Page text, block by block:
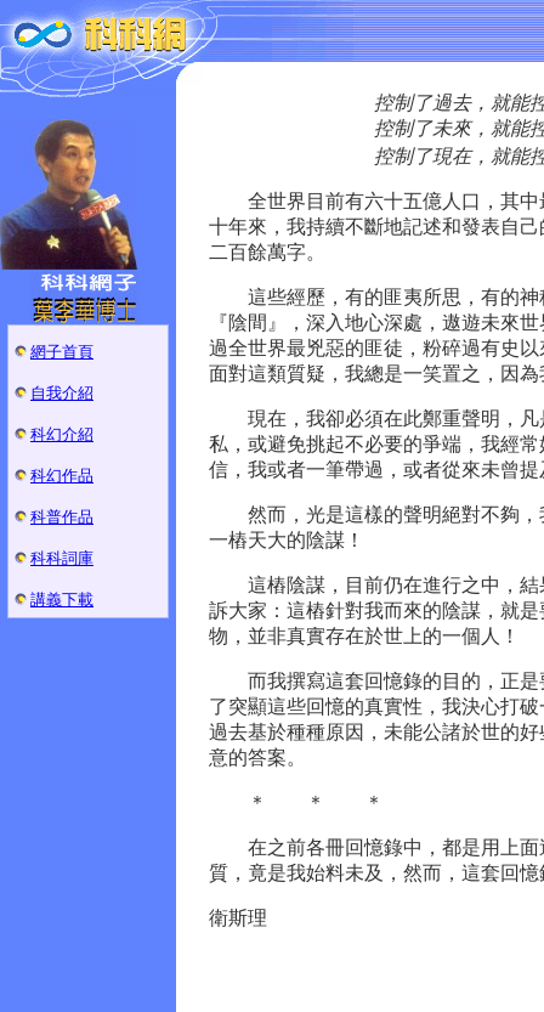
網子首頁
自我介紹
科幻介紹
科幻作品
科普作品
科科詞庫
講義下載
控制了過去，就能
控制了未來，就能
控制了現在，就能
全世界目前有六十五億人口，其中
十年來，我持續不斷地記述和發表自
二百餘萬字。
這些經歷，有的匪夷所思，有的神
『陰間』，深入地心深處，遨遊未來
過全世界最兇惡的匪徒，粉碎過有史
面對這類質疑，我總是一笑置之，因
現在，我卻必須在此鄭重聲明，凡
私，或避免挑起不必要的爭端，我經
信，我或者一筆帶過，或者從來未曾提
然而，光是這樣的聲明絕對不夠，
一樁天大的陰謀！
這樁陰謀，目前仍在進行之中，結
訴大家：這樁針對我而來的陰謀，就
物，並非真實存在於世上的一個人！
而我撰寫這套回憶錄的目的，正是
了突顯這些回憶的真實性，我決心打
過去基於種種原因，未能公諸於世的
意的答案。
＊ ＊ ＊
在之前各冊回憶錄中，都是用上面
質，竟是我始料未及，然而，這套回
衛斯理